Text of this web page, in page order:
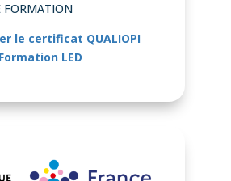
FORMATION
le certificat QUALIOPI
LED